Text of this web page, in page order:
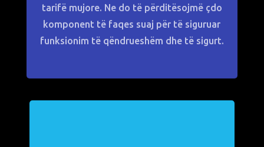
tarifë mujore. Ne do të përditësojmë çdo
komponent të faqes suaj për të siguruar
funksionim të qëndrueshëm dhe të sigurt.